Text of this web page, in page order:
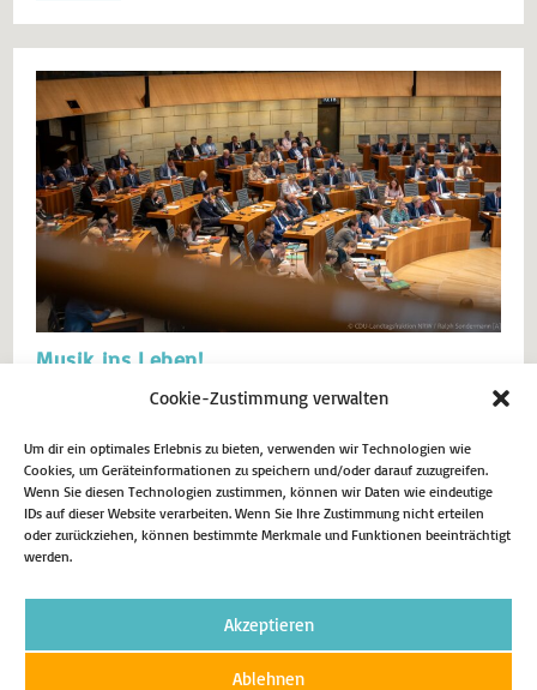
Cookie-Zustimmung verwalten
Um dir ein optimales Erlebnis zu bieten, verwenden wir Technologien wie
Cookies, um Geräteinformationen zu speichern und/oder darauf zuzugreifen.
Wenn Sie diesen Technologien zustimmen, können wir Daten wie eindeutige
IDs auf dieser Website verarbeiten. Wenn Sie Ihre Zustimmung nicht erteilen
oder zurückziehen, können bestimmte Merkmale und Funktionen beeinträchtigt
werden.
Akzeptieren
Ablehnen
Musik ins Leben!
Breite Mehrheit zur Stärkung der kulturellen Bildung. Der Landtag von
die Stärkung der kulturellen Bildung gesetzt. Ich freue mich sehr,
dass der Antrag der Koalitionsfraktionen von CDU und Bündnis 90/Die
Grünen zur musikalischen Bildung Zustimmung gefunden hat. Bereits
im…
9. Februar 2026